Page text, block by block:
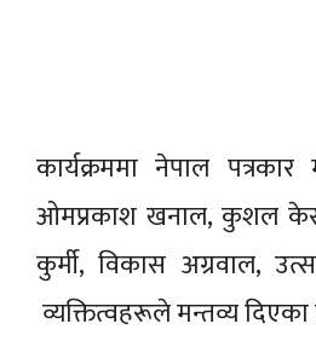
कार्यक्रममा नेपाल
ओमप्रकाश खनाल, कुशल
कुर्मी, विकास अग्रवाल,
व्यक्तित्वहरूले मन्तव्य दिएका